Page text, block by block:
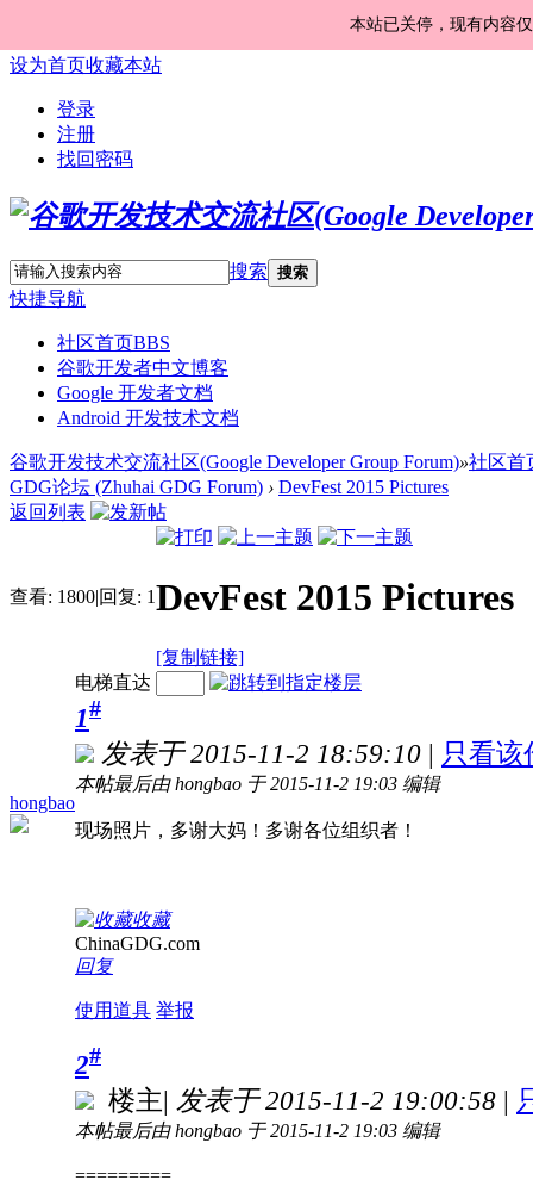
本站已关停，现有内容
设为首页收藏本站
登录
注册
找回密码
搜索 搜索
快捷导航
社区首页BBS
谷歌开发者中文博客
Google 开发者文档
Android 开发技术文档
谷歌开发技术交流社区(Google Developer Group Forum)»社区首
GDG论坛 (Zhuhai GDG Forum) › DevFest 2015 Pictures
返回列表
查看: 1800|回复: 1DevFest 2015 Pictures
[复制链接]
hongbao
电梯直达
1#
发表于 2015-11-2 18:59:10 | 只看该
本帖最后由 hongbao 于 2015-11-2 19:03 编辑
现场照片，多谢大妈！多谢各位组织者！
收藏
ChinaGDG.com
回复
使用道具 举报
2#
楼主| 发表于 2015-11-2 19:00:58 |
本帖最后由 hongbao 于 2015-11-2 19:03 编辑
=========